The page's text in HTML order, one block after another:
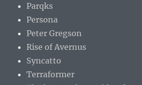
Parqks
Persona
Peter Gregson
Rise of Avernus
Syncatto
Terraformer